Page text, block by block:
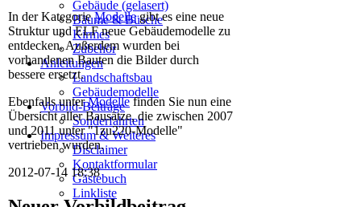
Gebäude (gelasert)
Bäume & Büsche
Kirmes
Zubehör
Anleitungen
Landschaftsbau
Gebäudemodelle
Vorbild-Beiträge
Sonderfahrten
Impressum & Weiteres
Disclaimer
Kontaktformular
Gästebuch
Linkliste
In der KategorieModellegibt es eine neue
Struktur und ELF neue Gebäudemodelle zu
entdecken. Außerdem wurden bei
vorhandenen Bauten die Bilder durch
bessere ersetzt.
Ebenfalls unterModellefinden Sie nun eine
Übersicht aller Bausätze, die zwischen 2007
und 2011 unter "1zu220-Modelle"
vertrieben wurden.
2012-07-14 18:38